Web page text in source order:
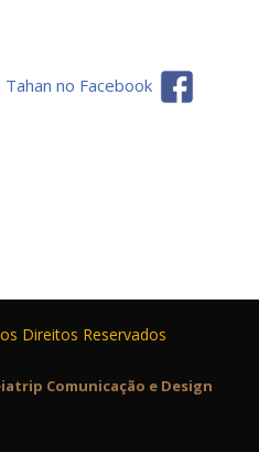
no Facebook
Direitos Reservados
Comunicação e Design